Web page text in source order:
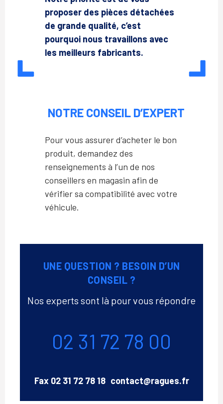
proposer des pièces détachées
de grande qualité, c’est
pourquoi nous travaillons avec
les meilleurs fabricants.
NOTRE CONSEIL D’EXPERT
Pour vous assurer d’acheter le bon
produit, demandez des
renseignements à l’un de nos
conseillers en magasin afin de
vérifier sa compatibilité avec votre
véhicule.
UNE QUESTION ? BESOIN D’UN
CONSEIL ?
Nos experts sont là pour vous répondre
02 31 72 78 00
Fax 02 31 72 78 18 Email
contact@ragues.fr